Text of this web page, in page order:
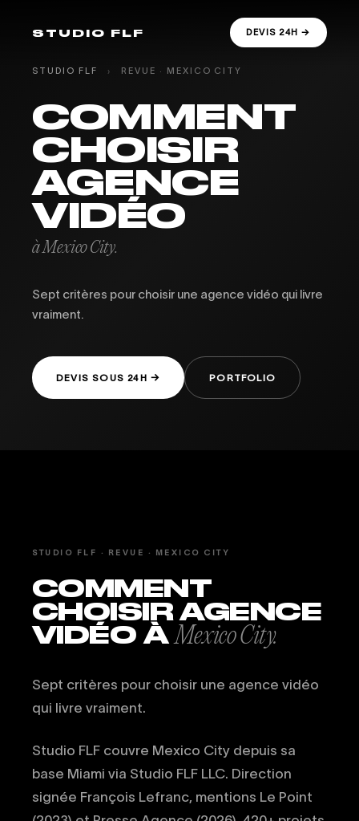
STUDIO FLF DEVIS 24H →
STUDIO FLF › REVUE · MEXICO CITY
COMMENT
CHOISIR
AGENCE
VIDÉO
à Mexico City.
Sept critères pour choisir une agence vidéo qui livre
vraiment.
DEVIS SOUS 24H → PORTFOLIO
STUDIO FLF · REVUE · MEXICO CITY
COMMENT
CHOISIR AGENCE
VIDÉO ÀMexico City.
Sept critères pour choisir une agence vidéo
qui livre vraiment.
Studio FLF couvre Mexico City depuis sa
base Miami via Studio FLF LLC. Direction
signée François Lefranc, mentions Le Point